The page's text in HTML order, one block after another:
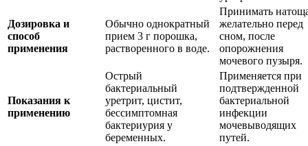
Дозировка и
способ
применения
Обычно однократный
прием 3 г порошка,
растворенного в воде.
Принимать
желательно перед
сном, после
опорожнения
мочевого пузыря.
Показания к
применению
Острый
бактериальный
уретрит, цистит,
бессимптомная
бактериурия у
беременных.
Применяется при
подтвержденной
бактериальной
инфекции
мочевыводящих
путей.